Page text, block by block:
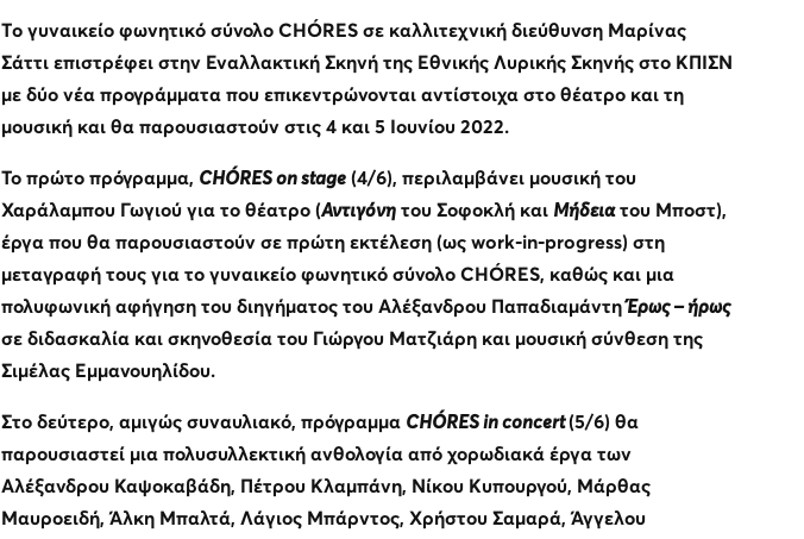
Tο γυναικείο φωνητικό σύνολο CHÓRES σε καλλιτεχνική διεύθυνση Μαρίνας
Σάττι επιστρέφει στην Εναλλακτική Σκηνή της Εθνικής Λυρικής Σκηνής στο ΚΠΙΣΝ
με δύο νέα προγράμματα που επικεντρώνονται αντίστοιχα στο θέατρο και τη
μουσική και θα παρουσιαστούν στις 4 και 5 Ιουνίου 2022.
Το πρώτο πρόγραμμα, CHÓRESon stage(4/6), περιλαμβάνει μουσική του
Χαράλαμπου Γωγιού για το θέατρο (Αντιγόνητου Σοφοκλή και Μήδειατου Μποστ),
έργα που θα παρουσιαστούν σε πρώτη εκτέλεση (ως work-in-progress) στη
μεταγραφή τους για το γυναικείο φωνητικό σύνολο CHÓRES, καθώς και μια
πολυφωνική αφήγηση του διηγήματος του Αλέξανδρου ΠαπαδιαμάντηΈρως – ήρως
σε διδασκαλία και σκηνοθεσία του Γιώργου Ματζιάρη και μουσική σύνθεση της
Σιμέλας Εμμανουηλίδου.
Στο δεύτερο, αμιγώς συναυλιακό, πρόγραμμα CHÓRESin concert(5/6) θα
παρουσιαστεί μια πολυσυλλεκτική ανθολογία από χορωδιακά έργα των
Αλέξανδρου Καψοκαβάδη, Πέτρου Κλαμπάνη, Νίκου Κυπουργού, Μάρθας
Μαυροειδή, Άλκη Μπαλτά, Λάγιος Μπάρντος, Χρήστου Σαμαρά, Άγγελου